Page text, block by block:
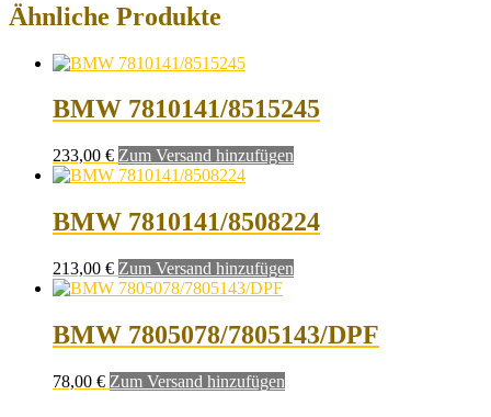
Ähnliche Produkte
BMW 7810141/8515245
233,00 € Zum Versand hinzufügen
BMW 7810141/8508224
213,00 € Zum Versand hinzufügen
BMW 7805078/7805143/DPF
78,00 € Zum Versand hinzufügen